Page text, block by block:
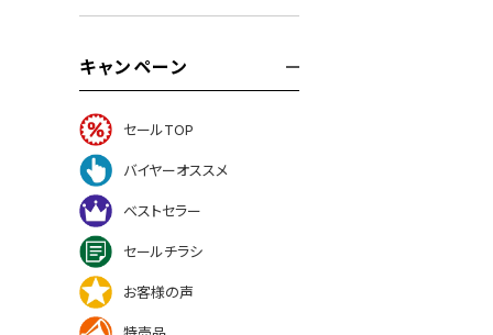
キャンペーン
セールTOP
バイヤーオススメ
ベストセラー
セールチラシ
お客様の声